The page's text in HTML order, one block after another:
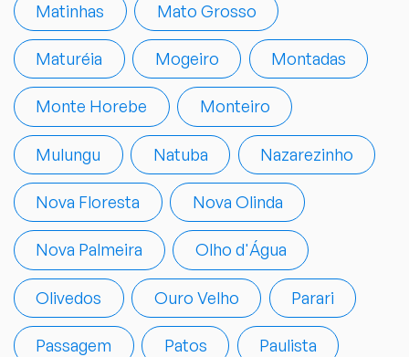
Matinhas Mato Grosso
Maturéia Mogeiro Montadas
Monte Horebe Monteiro
Mulungu Natuba Nazarezinho
Nova Floresta Nova Olinda
Nova Palmeira Olho d'Água
Olivedos Ouro Velho Parari
Passagem Patos Paulista